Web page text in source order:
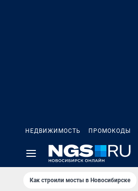
НЕДВИЖИМОСТЬ ПРОМОКОДЫ
Как строили мосты в Новосибирске